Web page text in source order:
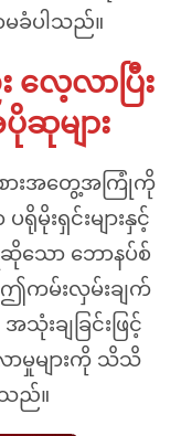
ခံပါသည်။
လေ့လာပြီး
ဆုများ
ားအတွေ့အကြုံကို
မိုးရှင်းများနှင့်
ဆိုသော ဘောနပ်စ်
ဤကမ်းလှမ်းချက်
းချခြင်းဖြင့်
မှုများကို သိသိ
သည်။